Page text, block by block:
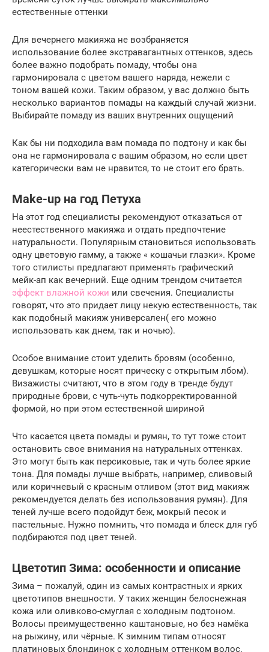
естественные оттенки
Для вечернего макияжа не возбраняется
использование более экстравагантных оттенков, здесь
более важно подобрать помаду, чтобы она
гармонировала с цветом вашего наряда, нежели с
тоном вашей кожи. Таким образом, у вас должно быть
несколько вариантов помады на каждый случай жизни.
Выбирайте помаду из ваших внутренних ощущений
Как бы ни подходила вам помада по подтону и как бы
она не гармонировала с вашим образом, но если цвет
категорически вам не нравится, то не стоит его брать.
Make-up на год Петуха
На этот год специалисты рекомендуют отказаться от
неестественного макияжа и отдать предпочтение
натуральности. Популярным становиться использовать
одну цветовую гамму, а также « кошачьи глазки». Кроме
того стилисты предлагают применять графический
мейк-ап как вечерний. Еще одним трендом считается
эффект влажной кожи или свечения. Специалисты
говорят, что это придает лицу некую естественность, так
как подобный макияж универсален( его можно
использовать как днем, так и ночью).
Особое внимание стоит уделить бровям (особенно,
девушкам, которые носят прическу с открытым лбом).
Визажисты считают, что в этом году в тренде будут
природные брови, с чуть-чуть подкорректированной
формой, но при этом естественной шириной
Что касается цвета помады и румян, то тут тоже стоит
остановить свое внимания на натуральных оттенках.
Это могут быть как персиковые, так и чуть более яркие
тона. Для помады лучше выбрать, например, сливовый
или коричневый с красным отливом (этот вид макияж
рекомендуется делать без использования румян). Для
теней лучше всего подойдут беж, мокрый песок и
пастельные. Нужно помнить, что помада и блеск для губ
подбираются под цвет теней.
Цветотип Зима: особенности и описание
Зима – пожалуй, один из самых контрастных и ярких
цветотипов внешности. У таких женщин белоснежная
кожа или оливково-смуглая с холодным подтоном.
Волосы преимущественно каштановые, но без намёка
на рыжину, или чёрные. К зимним типам относят
платиновых блондинок с холодным оттенком волос.